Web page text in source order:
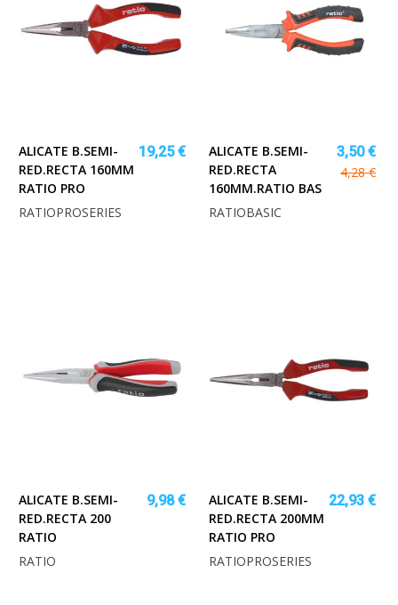
ALICATE B.SEMI-
RED.RECTA 160MM
RATIO PRO
19,25 €
RATIOPROSERIES
ALICATE B.SEMI-
RED.RECTA
160MM.RATIO BAS
3,50 €
4,28 €
RATIOBASIC
ALICATE B.SEMI-
RED.RECTA 200
RATIO
9,98 €
RATIO
ALICATE B.SEMI-
RED.RECTA 200MM
RATIO PRO
22,93 €
RATIOPROSERIES